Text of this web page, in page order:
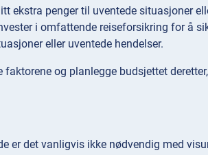
ekstra penger til uventede situasjoner
i omfattende reiseforsikring for å
eller uventede hendelser.
faktorene og planlegge budsjettet
er det vanligvis ikke nødvendig med